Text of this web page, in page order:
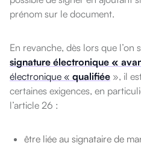
prénom sur le document.
En revanche, dès lors que l’on
signature électronique «
électronique « qualifiée », il
certaines exigences, en
l’article 26 :
être liée au signataire de